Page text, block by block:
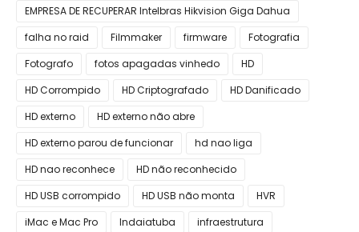
EMPRESA DE RECUPERAR Intelbras Hikvision Giga Dahua
falha no raid
Filmmaker firmware
Fotografia
Fotografo
fotos apagadas vinhedo
HD
HD Corrompido
HD Criptografado
HD Danificado
HD externo
HD externo não abre
HD externo parou de funcionar
hd nao liga
HD nao reconhece
HD não reconhecido
HD USB corrompido
HD USB não monta
HVR
iMac e Mac Pro
Indaiatuba
infraestrutura